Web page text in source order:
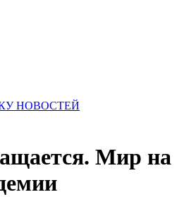
НОВОСТЕЙ
Мир на